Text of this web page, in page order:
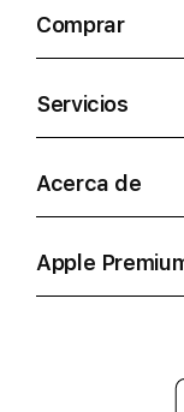
Comprar
Servicios
Acerca de
Apple